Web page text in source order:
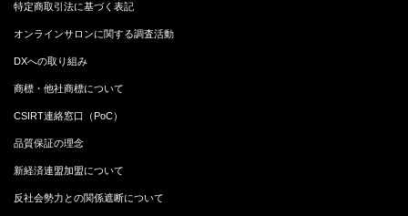
特定商取引法に基づく表記
オンラインサロンに関する調査活動
DXへの取り組み
商標・他社商標について
CSIRT連絡窓口（PoC）
品質保証の理念
新経済連盟加盟について
反社会勢力との関係遮断について